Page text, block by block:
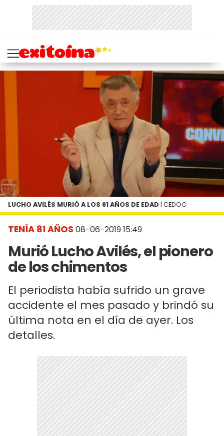
TENÍA 81 AÑOS 08-06-2019 15:49
Murió Lucho Avilés, el pionero
de los chimentos
El periodista había sufrido un grave
accidente el mes pasado y brindó su
última nota en el día de ayer. Los
detalles.
LUCHO AVILÉS MURIÓ A LOS 81 AÑOS DE EDAD | CEDOC